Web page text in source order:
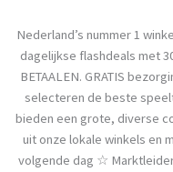
Nederland’s nummer 1
dagelijkse flashdeals met
BETAALEN. GRATIS
selecteren de beste
bieden een grote, diverse
uit onze lokale winkels en
volgende dag ☆